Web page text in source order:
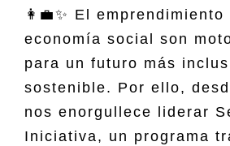
👩‍💼✨ El
economía social son
para un futuro más
sostenible. Por ello,
nos enorgullece liderar
Iniciativa, un programa